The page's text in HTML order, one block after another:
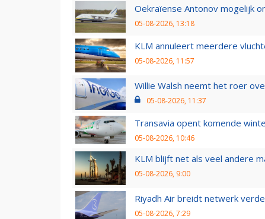
Oekraïense Antonov mogelijk
05-08-2026, 13:18
KLM annuleert meerdere
05-08-2026, 11:57
Willie Walsh neemt het roer
05-08-2026, 11:37
Transavia opent komende
05-08-2026, 10:46
KLM blijft net als veel andere
05-08-2026, 9:00
Riyadh Air breidt netwerk
05-08-2026, 7:29